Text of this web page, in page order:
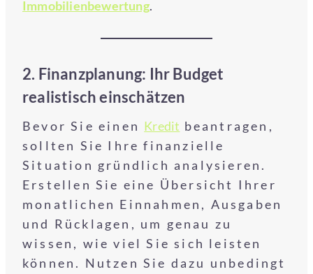
Immobilienbewertung.
2. Finanzplanung: Ihr Budget
realistisch einschätzen
Bevor Sie einen Kredit beantragen,
sollten Sie Ihre finanzielle
Situation gründlich analysieren.
Erstellen Sie eine Übersicht Ihrer
monatlichen Einnahmen, Ausgaben
und Rücklagen, um genau zu
wissen, wie viel Sie sich leisten
können. Nutzen Sie dazu unbedingt